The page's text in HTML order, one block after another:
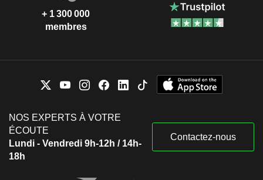
+ 1 300 000
membres
NOS EXPERTS À VOTRE
ÉCOUTE
Lundi - Vendredi 9h-12h / 14h-
18h
Contactez-nous